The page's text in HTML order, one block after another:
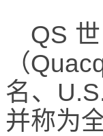
QS
（
名、
并称为